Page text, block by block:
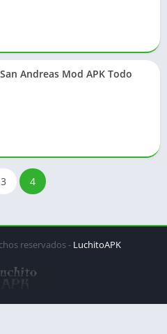
Andreas Mod APK Todo
3 4
reservados - LuchitoAPK